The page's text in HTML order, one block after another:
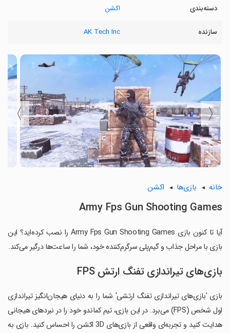
دسته‌بندی اکشن
سازنده AK Tech Inc
〈
〉
خانه بازی‌ها اکشن
Army Fps Gun Shooting Games
آیا تا کنون بازی Army Fps Gun Shooting Games را نصب کرده‌اید؟ این
بازی با مراحل جذاب و گیم‌پلی سرگرم‌کننده خود، شما را ساعت‌ها درگیر می‌کند.
بازی‌های تیراندازی تفنگ ارتش FPS
بازی 'بازی‌های تیراندازی تفنگ ارتشی' شما را به دنیای هیجان‌انگیز تیراندازی
اول شخص (FPS) می‌برد. در این بازی، تیم کماندو خود را در نبردهای هیجانی
هدایت کنید و تجربه‌ای واقعی از بازی‌های 3D اکشن را احساس کنید. بازی به